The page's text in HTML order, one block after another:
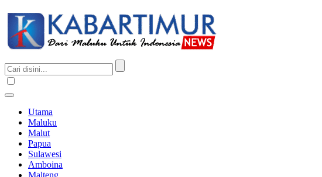
Utama
Maluku
Malut
Papua
Sulawesi
Amboina
Malteng